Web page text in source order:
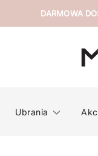
DARMOWA
Ubrania